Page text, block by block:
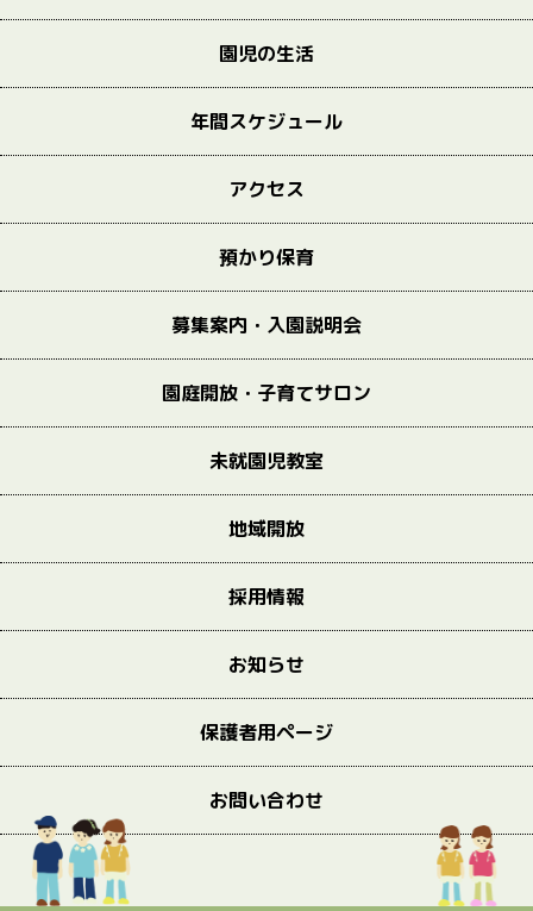
園児の生活
年間スケジュール
アクセス
預かり保育
募集案内・入園説明会
園庭開放・子育てサロン
未就園児教室
地域開放
採用情報
お知らせ
保護者用ページ
お問い合わせ